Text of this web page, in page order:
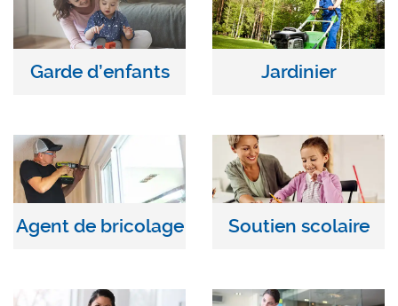
Garde d’enfants Jardinier
Agent de bricolage Soutien scolaire